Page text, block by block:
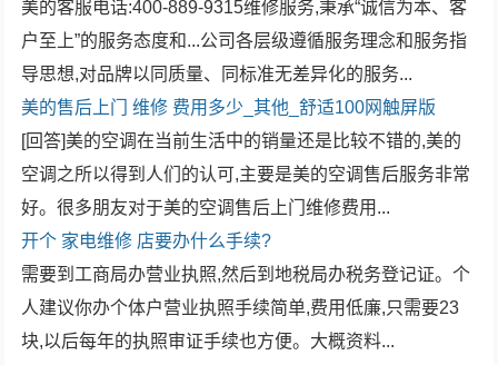
美的客服电话:400-889-9315维修服务,秉承“诚信为本、客
户至上”的服务态度和...公司各层级遵循服务理念和服务指
导思想,对品牌以同质量、同标准无差异化的服务...
美的售后上门维修 费用多少_其他_舒适100网触屏版
[回答]美的空调在当前生活中的销量还是比较不错的,美的
空调之所以得到人们的认可,主要是美的空调售后服务非常
好。很多朋友对于美的空调售后上门维修费用...
开个 家电维修 店要办什么手续?
需要到工商局办营业执照,然后到地税局办税务登记证。个
人建议你办个体户营业执照手续简单,费用低廉,只需要23
块,以后每年的执照审证手续也方便。大概资料...